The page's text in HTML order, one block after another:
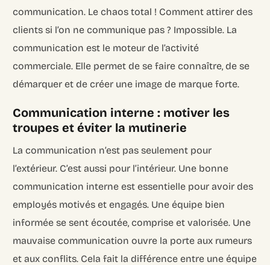
communication. Le chaos total ! Comment attirer des
clients si l’on ne communique pas ? Impossible. La
communication est le moteur de l’activité
commerciale. Elle permet de se faire connaître, de se
démarquer et de créer une image de marque forte.
Communication interne : motiver les
troupes et éviter la mutinerie
La communication n’est pas seulement pour
l’extérieur. C’est aussi pour l’intérieur. Une bonne
communication interne est essentielle pour avoir des
employés motivés et engagés. Une équipe bien
informée se sent écoutée, comprise et valorisée. Une
mauvaise communication ouvre la porte aux rumeurs
et aux conflits. Cela fait la différence entre une équipe